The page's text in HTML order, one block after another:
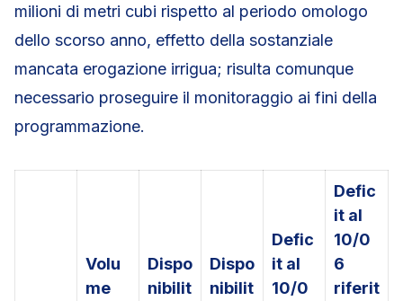
milioni di metri cubi rispetto al periodo omologo
dello scorso anno, effetto della sostanziale
mancata erogazione irrigua; risulta comunque
necessario proseguire il monitoraggio ai fini della
programmazione.
Volu
me
Dispo
nibilit
Dispo
nibilit
Defic
it al
10/0
Defic
it al
10/0
6
riferit